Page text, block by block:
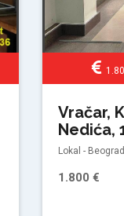
Vračar,
Nedića,
Lokal -
1.800 €